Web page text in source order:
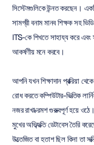
সিস্টেমগুলিকে উন্নত করছেন।
সামগ্রী বনাম মানব শিক্ষক সহ
ITS-কে শিখতে সাহায্য করে এবং
আকর্ষণীয় মনে করবে।
আপনি যখন শিক্ষাদান প্রক্রিয়া
রোধ করতে কম্পিউটার-ভিত্তিক
নজর রাখা ক্রমশ গুরুত্বপূর্ণ হয়ে
মুখের অভিব্যক্তি ডেটাবেস তৈরি
উত্তেজিত বা হতাশ ছিল কিনা তা